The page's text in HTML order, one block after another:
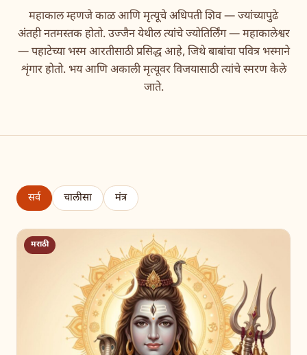
महाकाल म्हणजे काळ आणि मृत्यूचे अधिपती शिव — ज्यांच्यापुढे
अंतही नतमस्तक होतो. उज्जैन येथील त्यांचे ज्योतिर्लिंग — महाकालेश्वर
— पहाटेच्या भस्म आरतीसाठी प्रसिद्ध आहे, जिथे बाबांचा पवित्र भस्माने
शृंगार होतो. भय आणि अकाली मृत्यूवर विजयासाठी त्यांचे स्मरण केले
जाते.
सर्व चालीसा मंत्र
मराठी